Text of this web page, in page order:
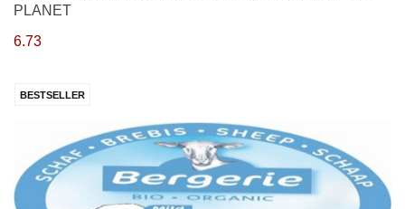
PLANET
6.73
BESTSELLER